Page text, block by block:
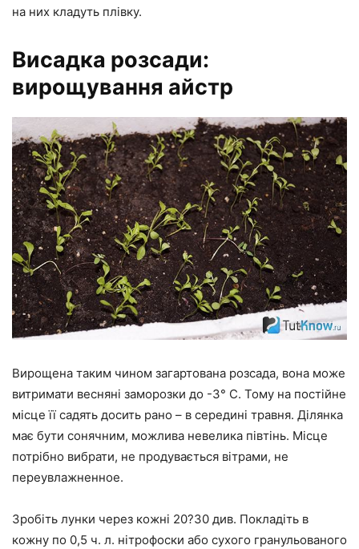
на них кладуть плівку.
Висадка розсади:
вирощування айстр
Вирощена таким чином загартована розсада, вона може
витримати весняні заморозки до -3° С. Тому на постійне
місце її садять досить рано – в середині травня. Ділянка
має бути сонячним, можлива невелика півтінь. Місце
потрібно вибрати, не продувається вітрами, не
переувлажненное.
Зробіть лунки через кожні 20?30 див. Покладіть в
кожну по 0,5 ч. л. нітрофоски або сухого гранульованого